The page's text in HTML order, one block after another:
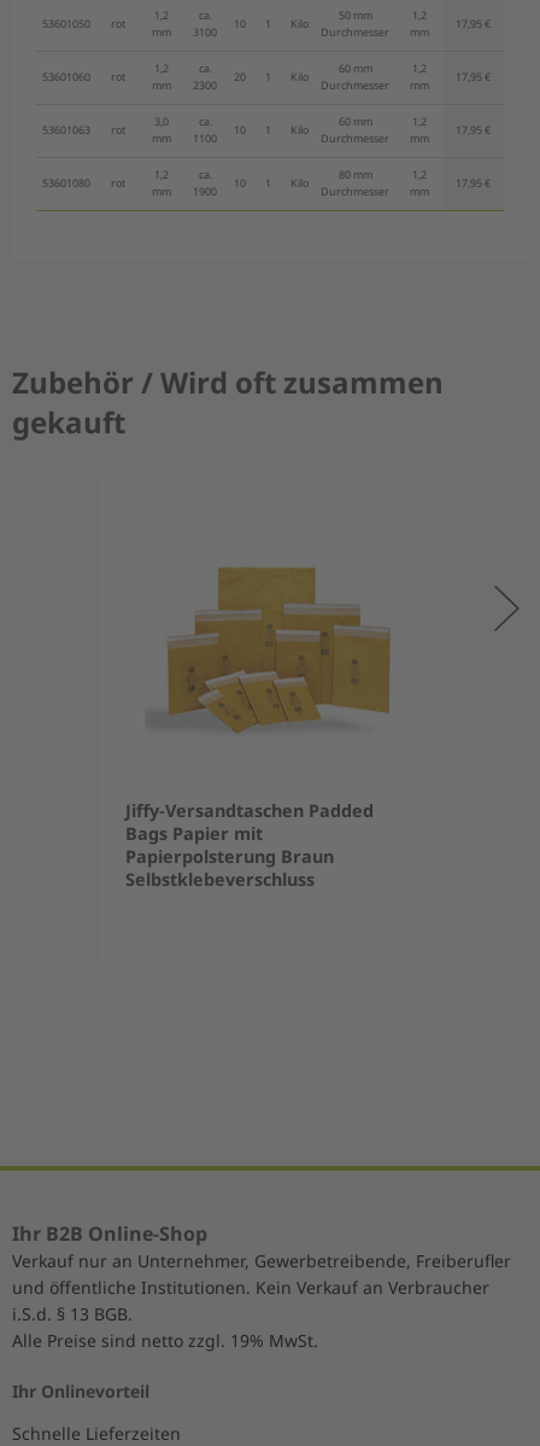
53601050 rot
1,2
mm
ca.
3100
10 1 Kilo
50 mm
Durchmesser
1,2
mm
17,95 €
53601060 rot
1,2
mm
ca.
2300
20 1 Kilo
60 mm
Durchmesser
1,2
mm
17,95 €
53601063 rot
3,0
mm
ca.
1100
10 1 Kilo
60 mm
Durchmesser
1,2
mm
17,95 €
53601080 rot
1,2
mm
ca.
1900
10 1 Kilo
80 mm
Durchmesser
1,2
mm
17,95 €
Zubehör / Wird oft zusammen
gekauft
Jiffy-Versandtaschen Padded
Bags Papier mit
Papierpolsterung Braun
Selbstklebeverschluss
Ihr B2B Online-Shop
Verkauf nur an Unternehmer, Gewerbetreibende, Freiberufler
und öffentliche Institutionen. Kein Verkauf an Verbraucher
i.S.d. § 13 BGB.
Alle Preise sind netto zzgl. 19% MwSt.
Ihr Onlinevorteil
Schnelle Lieferzeiten